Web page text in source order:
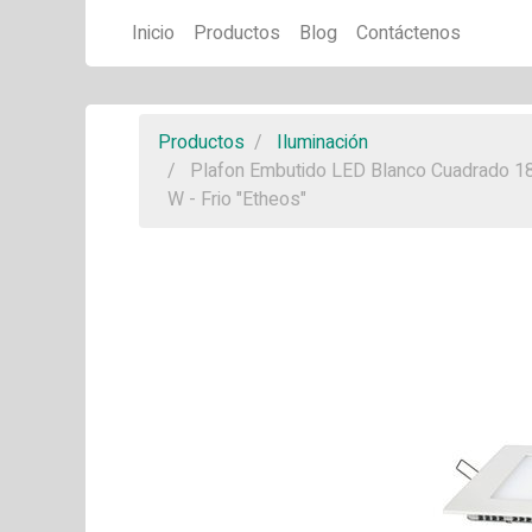
Inicio Productos Blog Contáctenos
Productos
Iluminación
Plafon Embutido LED Blanco Cuadrado
W - Frio "Etheos"